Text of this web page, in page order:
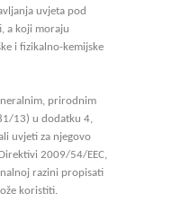
uvjeta pod
a koji moraju
i fizikalno-kemijske
prirodnim
13) u dodatku 4,
uvjeti za njegovo
2009/54/EEC,
razini propisati
koristiti.